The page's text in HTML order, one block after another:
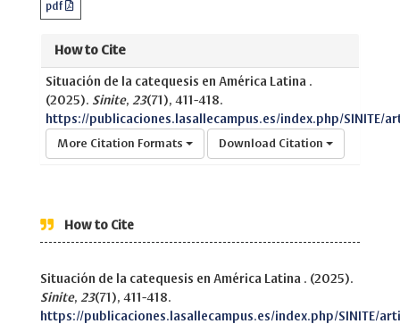
pdf
How to Cite
Situación de la catequesis en América Latina .
(2025). Sinite, 23(71), 411-418.
https://publicaciones.lasallecampus.es/index.php/SINITE/
More Citation Formats Download Citation
How to Cite
Situación de la catequesis en América Latina . (2025).
Sinite, 23(71), 411-418.
https://publicaciones.lasallecampus.es/index.php/SINITE/